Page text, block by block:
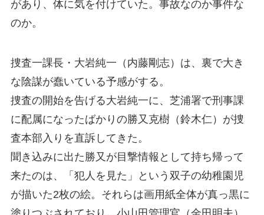
があり、体に気を付けていた。事故なのか事件な
のか。
捜査一課長・大岩純一（内藤剛志）は、裏で大き
な陰謀が蠢いている予感がする。
捜査の開始を告げる大岩純一に、芝浦署で刑事課
に配属になったばかりの勝又克樹（鈴木仁）が捜
査本部入りを直訴してきた。
聞き込みに出た勝又が目撃情報として持ち帰って
来たのは、「犯人を見た」という双子の幼稚園児
が描いた2枚の絵。それらは画用紙全体が真っ黒に